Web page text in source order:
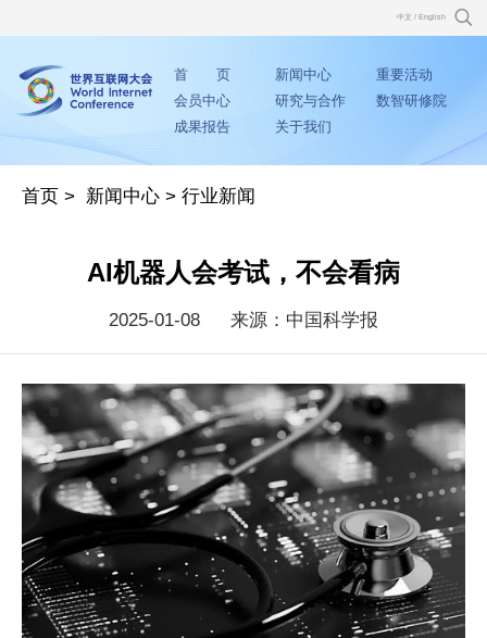
中文 / English
首 页 新闻中心
重要活动
会员中心
研究与合作
数智研修院
成果报告
关于我们
首页 > 新闻中心 >行业新闻
AI机器人会考试，不会看病
2025-01-08 来源：中国科学报